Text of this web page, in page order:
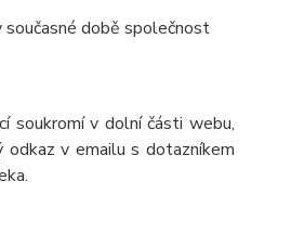
době společnost
soukromí v dolní části webu,
v emailu s dotazníkem